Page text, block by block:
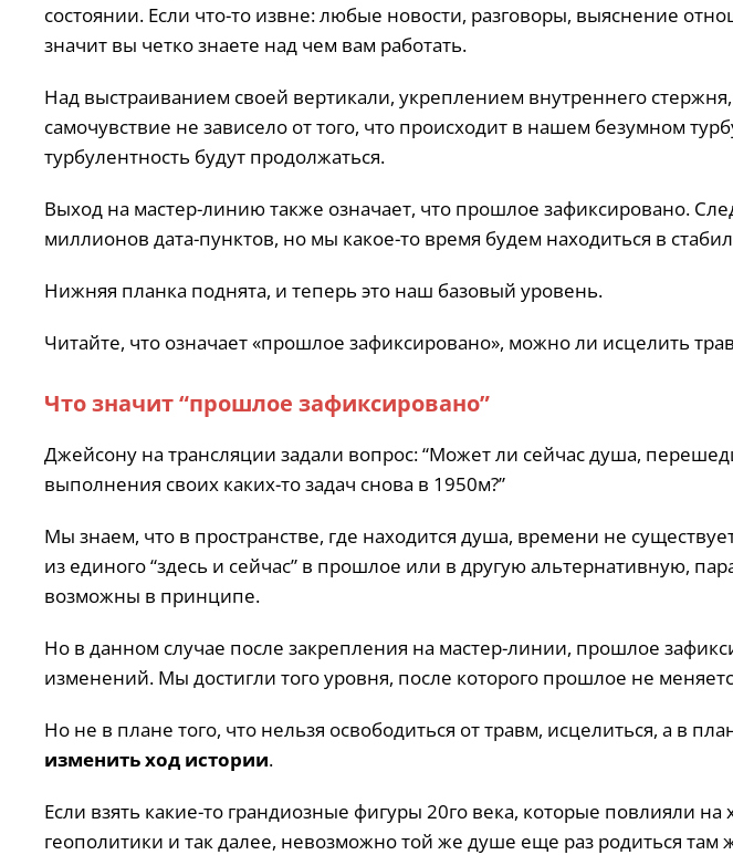
состоянии. Если что-то извне: любые новости, разговоры, выяснение
значит вы четко знаете над чем вам работать.
Над выстраиванием своей вертикали, укреплением внутреннего
самочувствие не зависело от того, что происходит в нашем безумном
турбулентность будут продолжаться.
Выход на мастер-линию также означает, что прошлое зафиксировано.
миллионов дата-пунктов, но мы какое-то время будем находиться в
Нижняя планка поднята, и теперь это наш базовый уровень.
Читайте, что означает «прошлое зафиксировано», можно ли исцелить
Что значит “прошлое зафиксировано”
Джейсону на трансляции задали вопрос: “Может ли сейчас душа,
выполнения своих каких-то задач снова в 1950м?”
Мы знаем, что в пространстве, где находится душа, времени не
из единого “здесь и сейчас” в прошлое или в другую альтернативную,
возможны в принципе.
Но в данном случае после закрепления на мастер-линии, прошлое
изменений. Мы достигли того уровня, после которого прошлое не
Но не в плане того, что нельзя освободиться от травм, исцелиться, а в
изменить ход истории.
Если взять какие-то грандиозные фигуры 20го века, которые повлияли на
геополитики и так далее, невозможно той же душе еще раз родиться там